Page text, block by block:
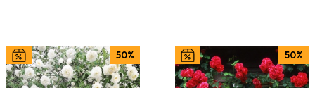
50% 50%